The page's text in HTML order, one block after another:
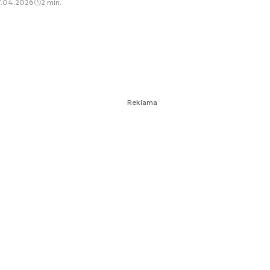
2 min.
Reklama